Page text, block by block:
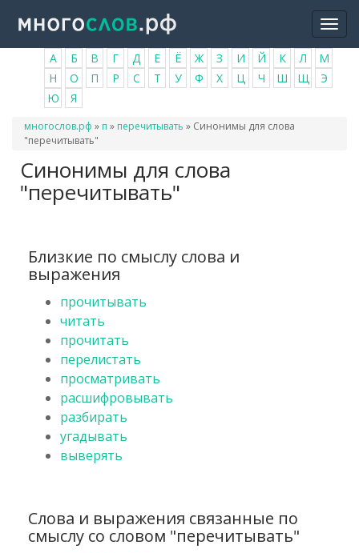
основному
содержанию
А Б В Г Д Е Ё Ж З И Й К Л
М
Н
О П Р С Т У Ф Х Ц Ч Ш Щ
Э
Ю
Я
Вы
здесь
многослов.рф » п » перечитывать » Синонимы для слова
"перечитывать"
Синонимы для слова
"перечитывать"
Близкие по смыслу слова и
выражения
прочитывать
читать
прочитать
перелистать
просматривать
расшифровывать
разбирать
угадывать
выверять
Слова и выражения связанные по
смыслу со словом "перечитывать"